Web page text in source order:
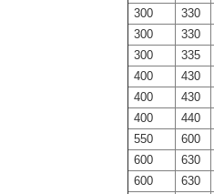
300
330
300
330
300
335
400
430
400
430
400
440
550
600
600
630
600
630